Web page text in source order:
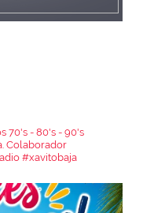
70's - 80's - 90's
Colaborador
#xavitobaja